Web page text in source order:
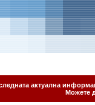
актуална
Можете